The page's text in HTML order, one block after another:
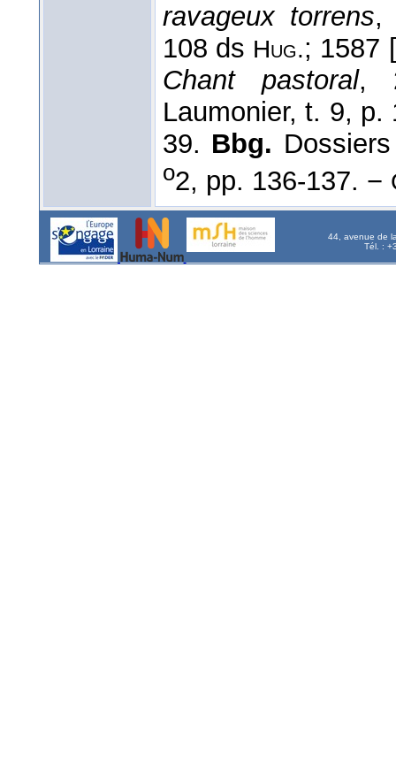
ravageux torrens
108 ds Hug.; 1587
Chant pastoral,
Laumonier, t. 9,
39. Bbg.
o2, pp. 136-137. −
44, avenue de
Tél. :